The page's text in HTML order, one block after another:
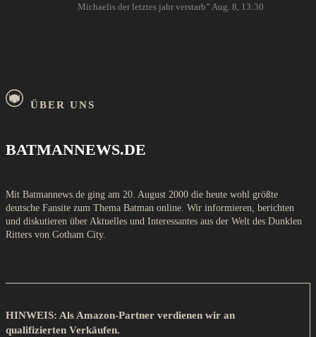
Michaelis der letztes jahr verstarb” Aug. 8, 13:30
ÜBER UNS
BATMANNEWS.DE
Mit Batmannews.de ging am 20. August 2000 die heute wohl größte
deutsche Fansite zum Thema Batman online. Wir informieren, berichten
und diskutieren über Aktuelles und Interessantes aus der Welt des Dunklen
Ritters von Gotham City.
HINWEIS: Als Amazon-Partner verdienen wir an
qualifizierten Verkäufen.